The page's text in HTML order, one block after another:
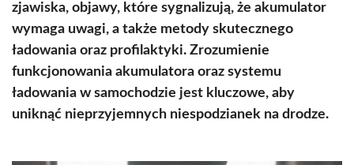
zjawiska, objawy, które sygnalizują, że akumulator
wymaga uwagi, a także metody skutecznego
ładowania oraz profilaktyki. Zrozumienie
funkcjonowania akumulatora oraz systemu
ładowania w samochodzie jest kluczowe, aby
uniknąć nieprzyjemnych niespodzianek na drodze.